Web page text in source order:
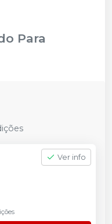
Para
Ver info